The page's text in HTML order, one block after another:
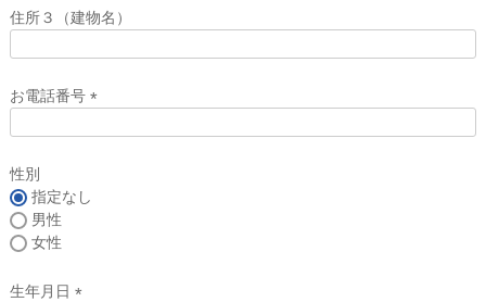
須
)
住所３（建物名）
お電話番号
性別
指定なし
男性
女性
生年月日